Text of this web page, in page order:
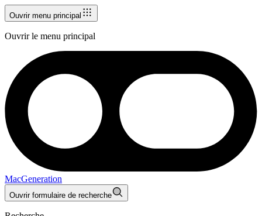
Ouvrir menu principal
Ouvrir le menu principal
MacGeneration
Ouvrir formulaire de recherche